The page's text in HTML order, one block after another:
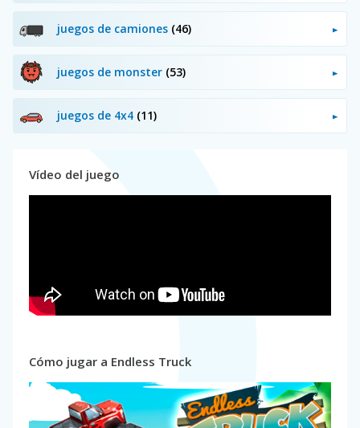
juegos de camiones (46)
juegos de monster (53)
juegos de 4x4 (11)
Vídeo del juego
Cómo jugar a Endless Truck